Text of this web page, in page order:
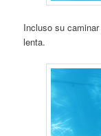
Incluso su
lenta.